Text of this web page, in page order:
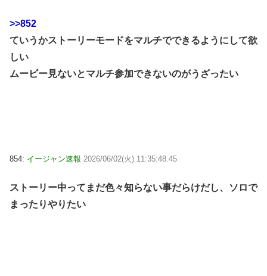
>>852
ていうかストーリーモードをマルチでできるようにして欲
しい
ムービー見ないとマルチ参加できないのがうざったい
854: イージャン速報 2026/06/02(火) 11:35:48.45
ストーリー中ってまだ色々知らない事だらけだし、ソロで
まったりやりたい